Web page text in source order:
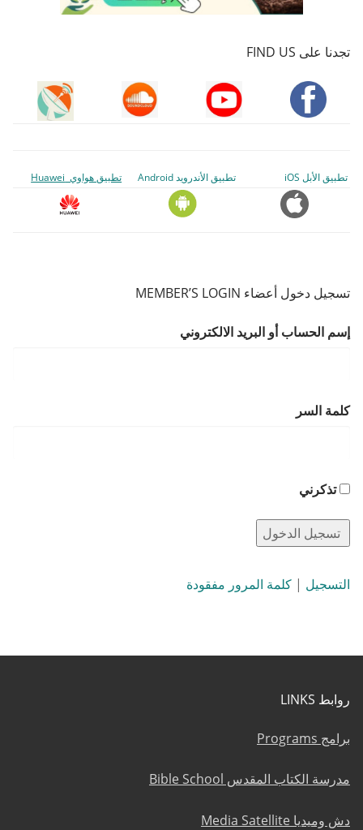
تجدنا على FIND US
تطبيق الأبل iOS تطبيق الأندرويد Android تطبيق هواوي Huawei
تسجيل دخول أعضاء MEMBER’S LOGIN
إسم الحساب أو البريد الالكتروني
كلمة السر
تذكرني
التسجيل | كلمة المرور مفقودة
روابط LINKS
برامج Programs
مدرسة الكتاب المقدس Bible School
دش وميديا Media Satellite